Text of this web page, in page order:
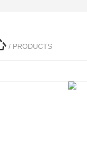
/ PRODUCTS